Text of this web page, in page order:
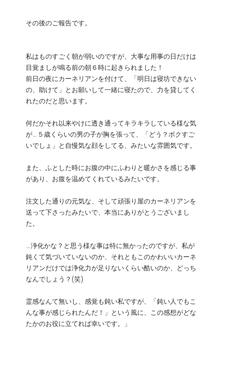
その後のご報告です。
私はものすごく朝が弱いのですが、大事な用事の日だけは
目覚ましが鳴る前の朝６時に起きられました！
前日の夜にカーネリアンを付けて、「明日は寝坊できない
の、助けて」とお願いして一緒に寝たので、力を貸してく
れたのだと思います。
何だかそれ以来やけに透き通ってキラキラしている様な気
が…５歳くらいの男の子が胸を張って、「どう？ボクすご
いでしょ」と自慢気な顔をしてる、みたいな雰囲気です。
また、ふとした時にお腹の中にふわりと暖かさを感じる事
があり、お腹を温めてくれているみたいです。
注文した通りの元気な、そして頑張り屋のカーネリアンを
送って下さったみたいで、本当にありがとうございまし
た。
…浄化かな？と思う様な事は特に無かったのですが、私が
鈍くて気づいていないのか、それともこのかわいいカーネ
リアンだけでは浄化力が足りないくらい酷いのか、どっち
なんでしょう？(笑)
霊感なんて無いし、感覚も鈍い私ですが、「鈍い人でもこ
んな事が感じられたんだ！」という風に、この感想がどな
たかのお役に立てれば幸いです。」